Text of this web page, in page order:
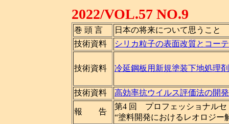
2022/VOL.57 NO.9
巻 頭 言
日本の将来について思うこと
技術資料
シリカ粒子の表面改質とコー
技術資料 冷延鋼板用新規塗装下地処理
技術資料 高効率抗ウイルス評価法の開
報 告
第4 回 プロフェッショナルセ
“塗料開発におけるレオロジー